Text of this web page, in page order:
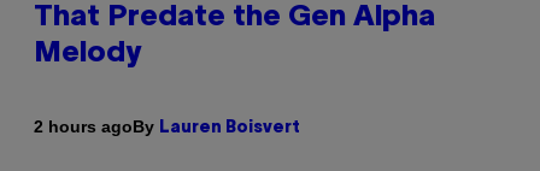
That Predate the Gen Alpha
Melody
2 hours agoBy Lauren Boisvert